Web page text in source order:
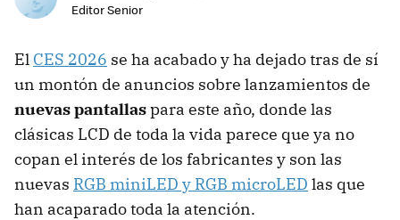
Editor Senior
El CES 2026 se ha acabado y ha dejado tras de sí
un montón de anuncios sobre lanzamientos de
nuevas pantallaspara este año, donde las
clásicas LCD de toda la vida parece que ya no
copan el interés de los fabricantes y son las
nuevas RGB miniLED y RGB microLED las que
han acaparado toda la atención.